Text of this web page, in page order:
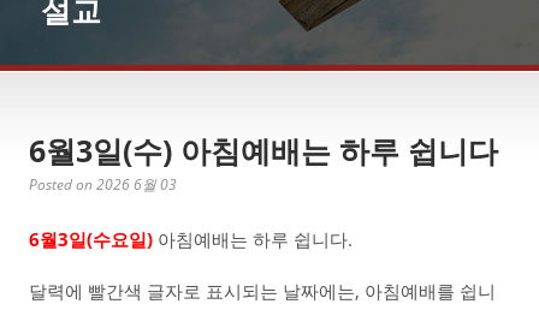
설교
6월3일(수) 아침예배는 하루 쉽니다
Posted on 2026 6월 03
6월3일(수요일) 아침예배는 하루 쉽니다.
달력에 빨간색 글자로 표시되는 날짜에는, 아침예배를 쉽니